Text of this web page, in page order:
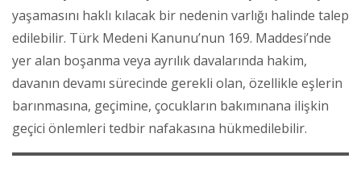
yaşamasını haklı kılacak bir nedenin varlığı halinde talep
edilebilir. Türk Medeni Kanunu’nun 169. Maddesi’nde
yer alan boşanma veya ayrılık davalarında hakim,
davanın devamı sürecinde gerekli olan, özellikle eşlerin
barınmasına, geçimine, çocukların bakımınana ilişkin
geçici önlemleri tedbir nafakasına hükmedilebilir.